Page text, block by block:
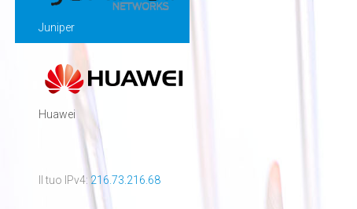
Juniper
Huawei
Il tuo IPv4: 216.73.216.68